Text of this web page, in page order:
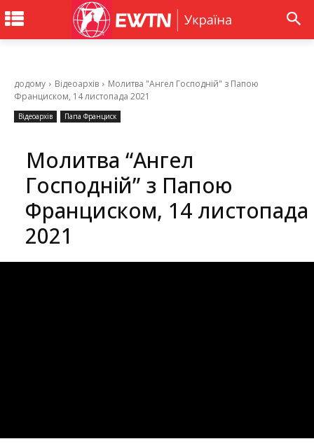
додому Відеоархів
Молитва "Ангел Господній" з Папою
Франциском, 14 листопада 2021
Відеоархів Папа Франциск
Молитва “Ангел
Господній” з Папою
Франциском, 14 листопада
2021